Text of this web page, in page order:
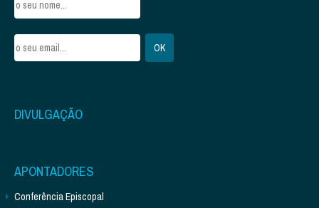
DIVULGAÇÃO
APONTADORES
Conferência Episcopal